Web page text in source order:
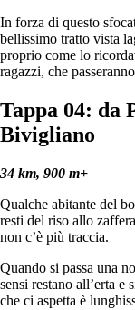
In forza di questo
bellissimo tratto vista
proprio come lo
ragazzi, che
Tappa 04: da
Bivigliano
34 km, 900 m+
Qualche abitante del
resti del riso allo
non c’è più traccia.
Quando si passa una
sensi restano all’erta e
che ci aspetta è